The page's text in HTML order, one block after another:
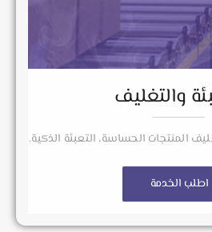
والتغليف
الحساسة، التعبئة الذكية.
اطلب الخدمة